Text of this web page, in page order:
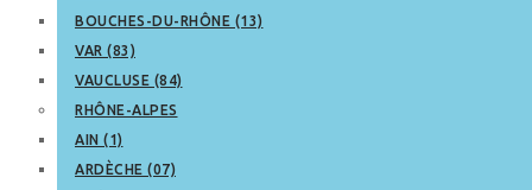
BOUCHES-DU-RHÔNE (13)
VAR (83)
VAUCLUSE (84)
RHÔNE-ALPES
AIN (1)
ARDÈCHE (07)